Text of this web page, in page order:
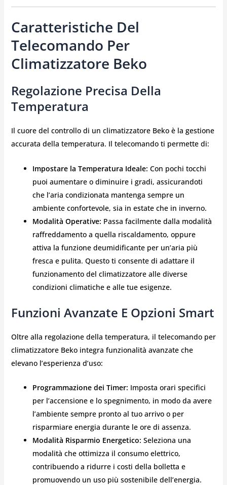
Caratteristiche Del
Telecomando Per
Climatizzatore Beko
Regolazione Precisa Della
Temperatura
Il cuore del controllo di un climatizzatore Beko è la gestione
accurata della temperatura. Il telecomando ti permette di:
Impostare la Temperatura Ideale: Con pochi tocchi
puoi aumentare o diminuire i gradi, assicurandoti
che l’aria condizionata mantenga sempre un
ambiente confortevole, sia in estate che in inverno.
Modalità Operative: Passa facilmente dalla modalità
raffreddamento a quella riscaldamento, oppure
attiva la funzione deumidificante per un’aria più
fresca e pulita. Questo ti consente di adattare il
funzionamento del climatizzatore alle diverse
condizioni climatiche e alle tue esigenze.
Funzioni Avanzate E Opzioni Smart
Oltre alla regolazione della temperatura, il telecomando per
climatizzatore Beko integra funzionalità avanzate che
elevano l’esperienza d’uso:
Programmazione dei Timer: Imposta orari specifici
per l’accensione e lo spegnimento, in modo da avere
l’ambiente sempre pronto al tuo arrivo o per
risparmiare energia durante le ore di assenza.
Modalità Risparmio Energetico: Seleziona una
modalità che ottimizza il consumo elettrico,
contribuendo a ridurre i costi della bolletta e
promuovendo un uso più sostenibile dell’energia.